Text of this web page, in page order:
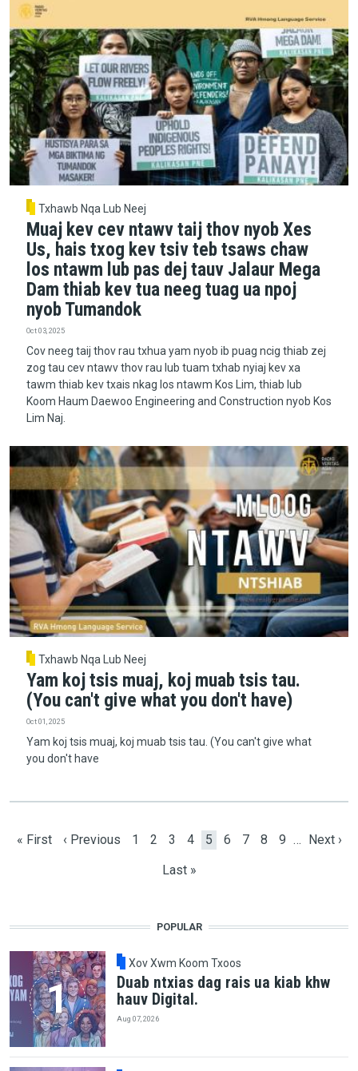
Txhawb Nqa Lub Neej
Muaj kev cev ntawv taij thov nyob Xes
Us, hais txog kev tsiv teb tsaws chaw
los ntawm lub pas dej tauv Jalaur Mega
Dam thiab kev tua neeg tuag ua npoj
nyob Tumandok
Oct 03, 2025
Cov neeg taij thov rau txhua yam nyob ib puag ncig thiab zej
zog tau cev ntawv thov rau lub tuam txhab nyiaj kev xa
tawm thiab kev txais nkag los ntawm Kos Lim, thiab lub
Koom Haum Daewoo Engineering and Construction nyob Kos
Lim Naj.
Txhawb Nqa Lub Neej
Yam koj tsis muaj, koj muab tsis tau.
(You can't give what you don't have)
Oct 01, 2025
Yam koj tsis muaj, koj muab tsis tau. (You can't give what
you don't have
First page
« First Previous page
‹ Previous Page
1 Page
2 Page
3 Page
4 Current page
5 Page
6 Page
7 Page
8 Page
9 … Next
Next ›
Last page
Last »
POPULAR
Xov Xwm Koom Txoos
Duab ntxias dag rais ua kiab khw
hauv Digital.
Aug 07, 2026